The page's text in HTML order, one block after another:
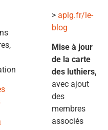
> aplg.fr/le-
blog
Mise à jour
de la carte
des luthiers,
avec ajout
des
membres
associés